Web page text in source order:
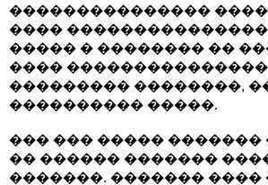
���������������
����
����� � �������� ��
����
��������� ��������,
���������� �����.
��� ��� ����� �������
�� ������ �������
�������. ������� ����